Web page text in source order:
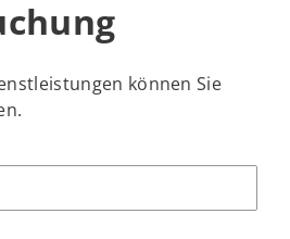
können Sie